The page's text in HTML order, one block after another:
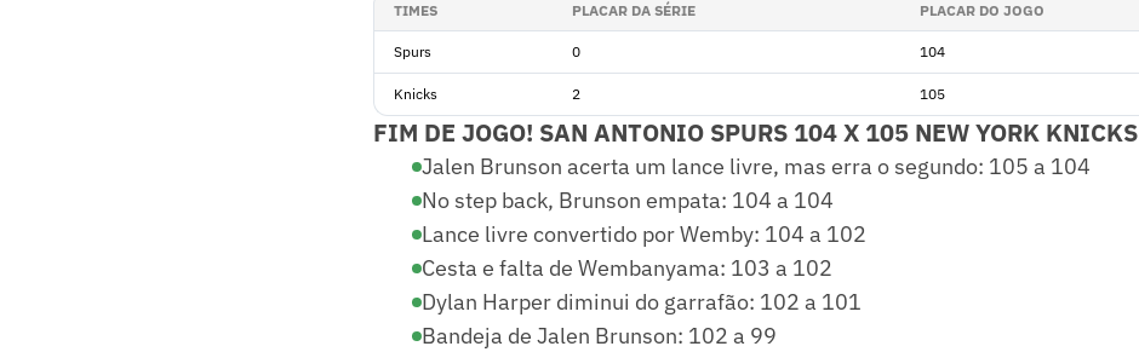
TIMES PLACAR DA SÉRIE PLACAR DO JOGO
Spurs 0 104
Knicks 2 105
FIM DE JOGO! SAN ANTONIO SPURS 104 X 105 NEW YORK KNICKS
Jalen Brunson acerta um lance livre, mas erra o segundo: 105 a 104
No step back, Brunson empata: 104 a 104
Lance livre convertido por Wemby: 104 a 102
Cesta e falta de Wembanyama: 103 a 102
Dylan Harper diminui do garrafão: 102 a 101
Bandeja de Jalen Brunson: 102 a 99